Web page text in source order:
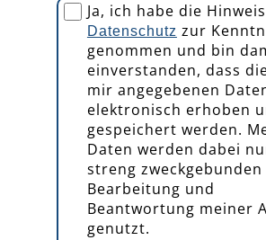
Ja, ich habe die
Datenschutz zur
genommen und bin
einverstanden, dass
mir angegebenen
elektronisch erhoben
gespeichert werden.
Daten werden dabei
streng
Bearbeitung und
Beantwortung meiner
genutzt.